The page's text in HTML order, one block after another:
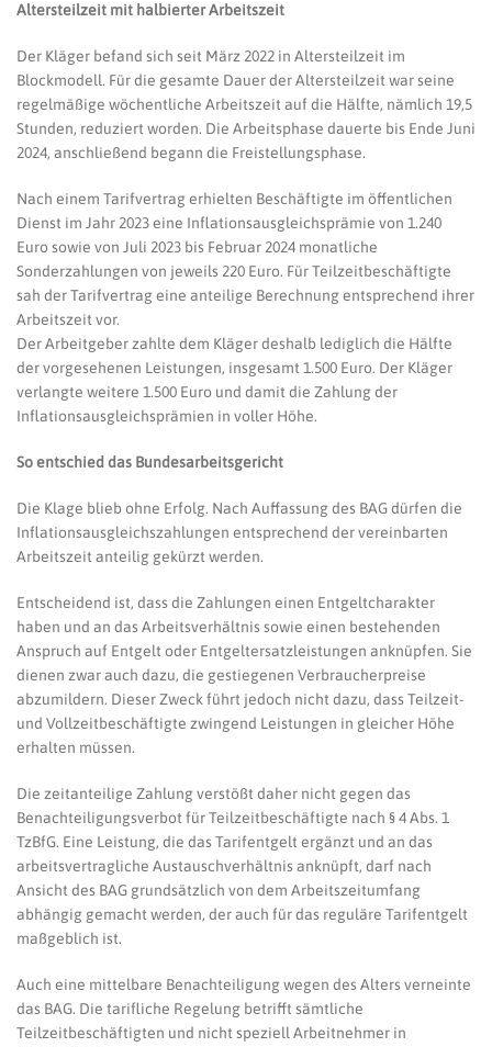
Altersteilzeit mit halbierter Arbeitszeit
Der Kläger befand sich seit März 2022 in Altersteilzeit im
Blockmodell. Für die gesamte Dauer der Altersteilzeit war seine
regelmäßige wöchentliche Arbeitszeit auf die Hälfte, nämlich 19,5
Stunden, reduziert worden. Die Arbeitsphase dauerte bis Ende Juni
2024, anschließend begann die Freistellungsphase.
Nach einem Tarifvertrag erhielten Beschäftigte im öffentlichen
Dienst im Jahr 2023 eine Inflationsausgleichsprämie von 1.240
Euro sowie von Juli 2023 bis Februar 2024 monatliche
Sonderzahlungen von jeweils 220 Euro. Für Teilzeitbeschäftigte
sah der Tarifvertrag eine anteilige Berechnung entsprechend ihrer
Arbeitszeit vor.
Der Arbeitgeber zahlte dem Kläger deshalb lediglich die Hälfte
der vorgesehenen Leistungen, insgesamt 1.500 Euro. Der Kläger
verlangte weitere 1.500 Euro und damit die Zahlung der
Inflationsausgleichsprämien in voller Höhe.
So entschied das Bundesarbeitsgericht
Die Klage blieb ohne Erfolg. Nach Auffassung des BAG dürfen die
Inflationsausgleichszahlungen entsprechend der vereinbarten
Arbeitszeit anteilig gekürzt werden.
Entscheidend ist, dass die Zahlungen einen Entgeltcharakter
haben und an das Arbeitsverhältnis sowie einen bestehenden
Anspruch auf Entgelt oder Entgeltersatzleistungen anknüpfen. Sie
dienen zwar auch dazu, die gestiegenen Verbraucherpreise
abzumildern. Dieser Zweck führt jedoch nicht dazu, dass Teilzeit-
und Vollzeitbeschäftigte zwingend Leistungen in gleicher Höhe
erhalten müssen.
Die zeitanteilige Zahlung verstößt daher nicht gegen das
Benachteiligungsverbot für Teilzeitbeschäftigte nach § 4 Abs. 1
TzBfG. Eine Leistung, die das Tarifentgelt ergänzt und an das
arbeitsvertragliche Austauschverhältnis anknüpft, darf nach
Ansicht des BAG grundsätzlich von dem Arbeitszeitumfang
abhängig gemacht werden, der auch für das reguläre Tarifentgelt
maßgeblich ist.
Auch eine mittelbare Benachteiligung wegen des Alters verneinte
das BAG. Die tarifliche Regelung betrifft sämtliche
Teilzeitbeschäftigten und nicht speziell Arbeitnehmer in